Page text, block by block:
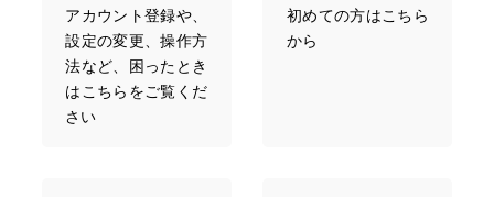
アカウント登録や、
設定の変更、操作方
法など、困ったとき
はこちらをご覧くだ
さい
初めての方はこちら
から